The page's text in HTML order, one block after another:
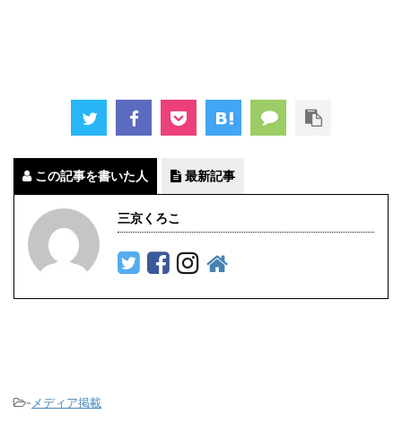
この記事を書いた人 最新記事
三京くろこ
- メディア掲載